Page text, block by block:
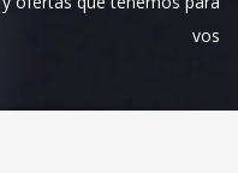
vos